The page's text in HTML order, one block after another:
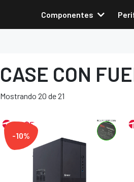
Componentes
CASE CON
Mostrando 20 de 21
-10%